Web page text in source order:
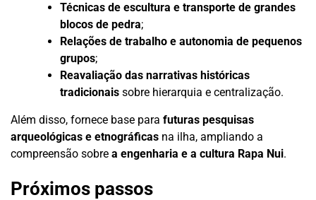
Técnicas de escultura e transporte de grandes
blocos de pedra;
Relações de trabalho e autonomia de pequenos
grupos;
Reavaliação das narrativas históricas
tradicionais sobre hierarquia e centralização.
Além disso, fornece base para futuras pesquisas
arqueológicas e etnográficas na ilha, ampliando a
compreensão sobre a engenharia e a cultura Rapa Nui.
Próximos passos